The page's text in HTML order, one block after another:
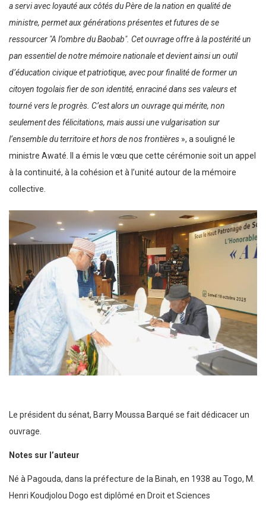
a servi avec loyauté aux côtés du Père de la nation en qualité de
ministre, permet aux générations présentes et futures de se
ressourcer ″A l’ombre du Baobab″. Cet ouvrage offre à la postérité un
pan essentiel de notre mémoire nationale et devient ainsi un outil
d’éducation civique et patriotique, avec pour finalité de former un
citoyen togolais fier de son identité, enraciné dans ses valeurs et
tourné vers le progrès. C’est alors un ouvrage qui mérite, non
seulement des félicitations, mais aussi une vulgarisation sur
l’ensemble du territoire et hors de nos frontières », a souligné le
ministre Awaté. Il a émis le vœu que cette cérémonie soit un appel
à la continuité, à la cohésion et à l’unité autour de la mémoire
collective.
Le président du sénat, Barry Moussa Barqué se fait dédicacer un
ouvrage.
Notes sur l’auteur
Né à Pagouda, dans la préfecture de la Binah, en 1938 au Togo, M.
Henri Koudjolou Dogo est diplômé en Droit et Sciences